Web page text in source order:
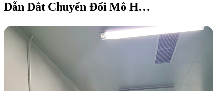
Dẫn Dắt Chuyển Đổi Mô H…